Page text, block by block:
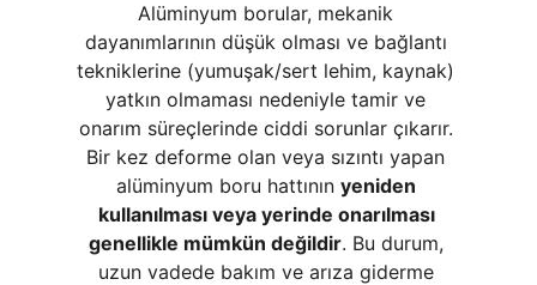
Alüminyum borular, mekanik
dayanımlarının düşük olması ve bağlantı
tekniklerine (yumuşak/sert lehim, kaynak)
yatkın olmaması nedeniyle tamir ve
onarım süreçlerinde ciddi sorunlar çıkarır.
Bir kez deforme olan veya sızıntı yapan
alüminyum boru hattının yeniden
kullanılması veya yerinde onarılması
genellikle mümkün değildir. Bu durum,
uzun vadede bakım ve arıza giderme